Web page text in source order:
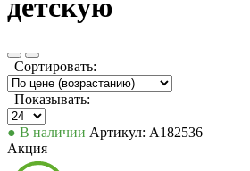
детскую
Сортировать:
Показывать:
● В наличии Артикул: А182536
Акция